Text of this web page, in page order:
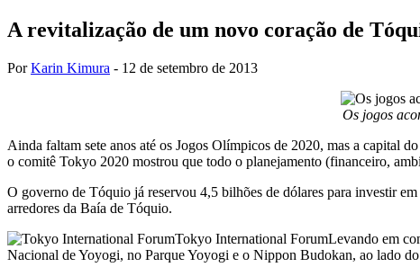
A revitalização de um novo coração de
PorKarin Kimura - 12 de setembro de 2013
Os jogos
Ainda faltam sete anos até os Jogos Olímpicos de 2020, mas a capital
o comitê Tokyo 2020 mostrou que todo o planejamento (financeiro,
O governo de Tóquio já reservou 4,5 bilhões de dólares para investir
arredores da Baía de Tóquio.
Tokyo International ForumLevando em
Nacional de Yoyogi, no Parque Yoyogi e o Nippon Budokan, ao lado